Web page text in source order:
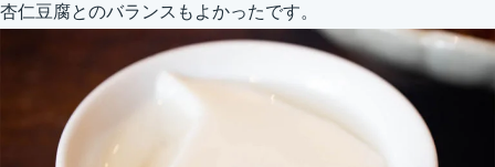
杏仁豆腐とのバランスもよかったです。